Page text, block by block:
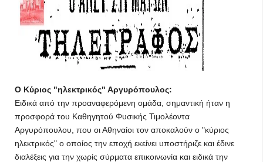
Ο Κύριος "ηλεκτρικός" Αργυρόπουλος:
Ειδικά από την προαναφερόμενη ομάδα, σημαντική ήταν η
προσφορά του Καθηγητού Φυσικής Τιμολέοντα
Αργυρόπουλου, που οι Αθηναίοι τον αποκαλούν ο "κύριος
ηλεκτρικός" ο οποίος την εποχή εκείνει υποστήριζε και έδινε
διαλέξεις για την χωρίς σύρματα επικοινωνία και ειδικά την